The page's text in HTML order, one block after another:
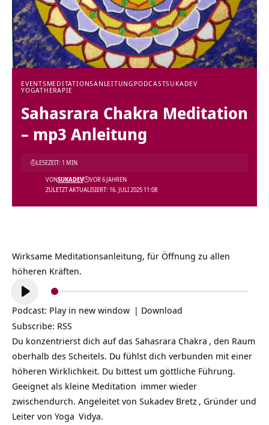
EVENTSMEDITATIONSANLEITUNG PODCASTSUKADEV
YOGATHERAPIE
Sahasrara Chakra Meditation
– mp3 Anleitung
ZULETZT AKTUALISIERT: 16. JULI 2025 11:08
VONSUKADEV VOR 6 JAHREN
LESEZEIT: 1 MIN
Wirksame Meditationsanleitung, für Öffnung zu allen
höheren Kräften.
Audio-
Player
Podcast: Play in new window | Download
Subscribe: RSS
Du konzentrierst dich auf das Sahasrara Chakra , den Raum
oberhalb des Scheitels. Du fühlst dich verbunden mit einer
höheren Wirklichkeit. Du bittest um göttliche Führung.
Geeignet als kleine Meditation immer wieder
zwischendurch. Angeleitet von Sukadev Bretz , Gründer und
Leiter von Yoga Vidya.